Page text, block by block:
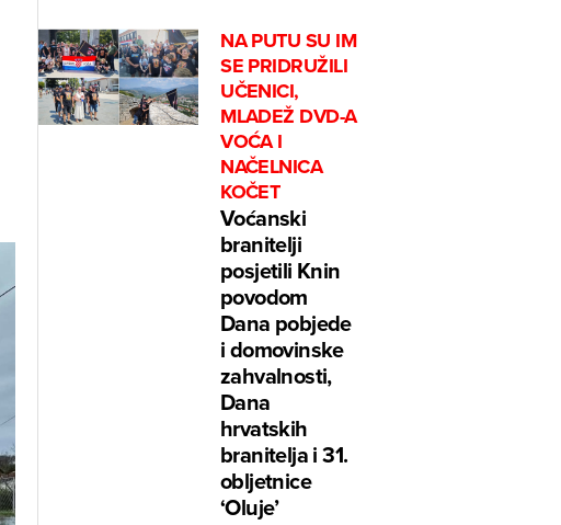
NA PUTU SU IM
SE PRIDRUŽILI
UČENICI,
MLADEŽ DVD-A
VOĆA I
NAČELNICA
KOČET
Voćanski
branitelji
posjetili Knin
povodom
Dana pobjede
i domovinske
zahvalnosti,
Dana
hrvatskih
branitelja i 31.
obljetnice
‘Oluje’